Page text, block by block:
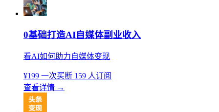
0基础打造AI自媒体副业收入
看AI如何助力自媒体变现
¥199 一次买断 159 人订阅
查看详情 →